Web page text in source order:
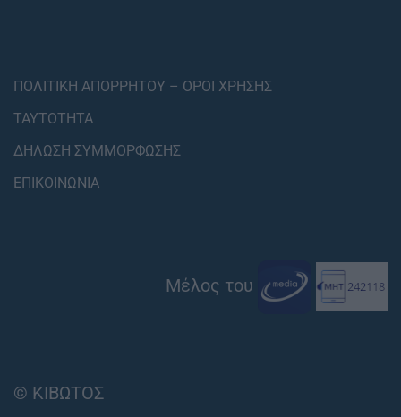
ΠΟΛΙΤΙΚΗ ΑΠΟΡΡΗΤΟΥ – ΟΡΟΙ ΧΡΗΣΗΣ
ΤΑΥΤΟΤΗΤΑ
ΔΗΛΩΣΗ ΣΥΜΜΟΡΦΩΣΗΣ
ΕΠΙΚΟΙΝΩΝΙΑ
Μέλος του
© ΚΙΒΩΤΟΣ